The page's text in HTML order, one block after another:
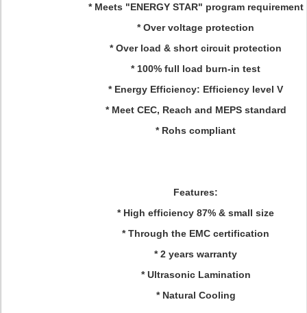
* Meets "ENERGY STAR" program requirement
*Over voltage protection
* Over load & short circuit protection
* 100% full load burn-in test
* Energy Efficiency: Efficiency level V
* Meet CEC, Reach and MEPS standard
* Rohs compliant
Features:
* High efficiency 87% & small size
* Through the EMC certification
* 2 years warranty
* Ultrasonic Lamination
* Natural Cooling